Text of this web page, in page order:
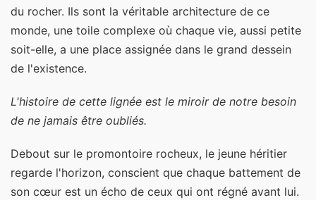
du rocher. Ils sont la véritable architecture de ce
monde, une toile complexe où chaque vie, aussi petite
soit-elle, a une place assignée dans le grand dessein
de l'existence.
L'histoire de cette lignée est le miroir de notre besoin
de ne jamais être oubliés.
Debout sur le promontoire rocheux, le jeune héritier
regarde l'horizon, conscient que chaque battement de
son cœur est un écho de ceux qui ont régné avant lui.